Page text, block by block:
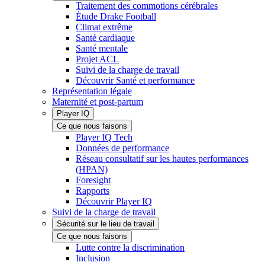
Traitement des commotions cérébrales
Étude Drake Football
Climat extrême
Santé cardiaque
Santé mentale
Projet ACL
Suivi de la charge de travail
Découvrir Santé et performance
Représentation légale
Maternité et post-partum
Player IQ
Ce que nous faisons
Player IQ Tech
Données de performance
Réseau consultatif sur les hautes performances
(HPAN)
Foresight
Rapports
Découvrir Player IQ
Suivi de la charge de travail
Sécurité sur le lieu de travail
Ce que nous faisons
Lutte contre la discrimination
Inclusion